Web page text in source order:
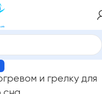
и грелку для